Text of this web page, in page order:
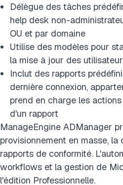
Délègue des tâches
help desk non-
OU et par domaine
Utilise des modèles pour
la mise à jour des
Inclut des rapports
dernière connexion,
prend en charge les
d'un rapport
ManageEngine ADManager
provisionnement en masse, la
rapports de conformité.
workflows et la gestion de
l'édition Professionnelle.